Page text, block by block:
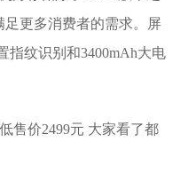
足更多消费者的需求。屏
指纹识别和3400mAh大电